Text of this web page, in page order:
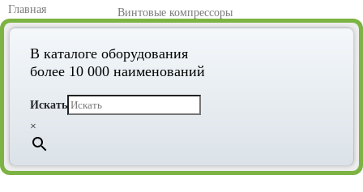
Винтовые компрессоры
Винтовой компрессор Remeza ДК-3/15РДТ
В каталоге оборудования
более 10 000 наименований
Искать
×